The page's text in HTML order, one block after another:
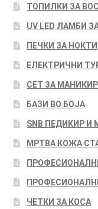
ТОПИЛКИ ЗА
UV LED ЛАМБИ
ПЕЧКИ ЗА НОКТИ
ЕЛЕКТРИЧНИ
СЕТ ЗА
БАЗИ ВО БОЈА
SNB ПЕДИКИР И
МРТВА КОЖА
ЧЕТКИ ЗА КОСА